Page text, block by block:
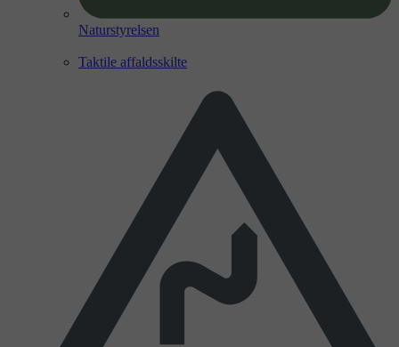
Naturstyrelsen
Taktile affaldsskilte